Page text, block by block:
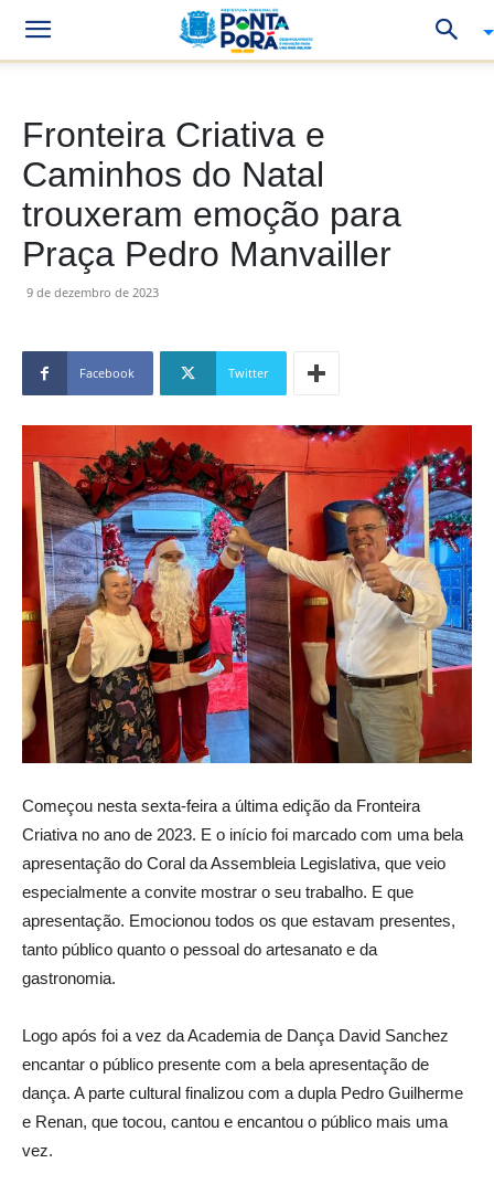
Fronteira Criativa e
Caminhos do Natal
trouxeram emoção para
Praça Pedro Manvailler
9 de dezembro de 2023
Facebook Twitter
Começou nesta sexta-feira a última edição da Fronteira
Criativa no ano de 2023. E o início foi marcado com uma bela
apresentação do Coral da Assembleia Legislativa, que veio
especialmente a convite mostrar o seu trabalho. E que
apresentação. Emocionou todos os que estavam presentes,
tanto público quanto o pessoal do artesanato e da
gastronomia.
Logo após foi a vez da Academia de Dança David Sanchez
encantar o público presente com a bela apresentação de
dança. A parte cultural finalizou com a dupla Pedro Guilherme
e Renan, que tocou, cantou e encantou o público mais uma
vez.